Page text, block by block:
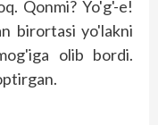
Qonmi? Yo'g'-e!
birortasi yo'lakni
olib bordi.